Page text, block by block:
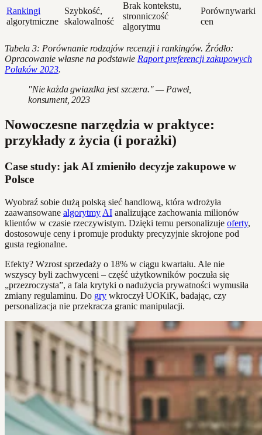
Rankingi
algorytmiczne
Szybkość,
skalowalność
Brak kontekstu,
stronniczość
algorytmu
Porównywarki
cen
Tabela 3: Porównanie rodzajów recenzji i rankingów. Źródło:
Opracowanie własne na podstawie Raport preferencji zakupowych
Polaków 2023.
"Nie każda gwiazdka jest szczera." — Paweł,
konsument, 2023
Nowoczesne narzędzia w praktyce:
przykłady z życia (i porażki)
Case study: jak AI zmieniło decyzje zakupowe w
Polsce
Wyobraź sobie dużą polską sieć handlową, która wdrożyła
zaawansowane algorytmy AI analizujące zachowania milionów
klientów w czasie rzeczywistym. Dzięki temu personalizuje oferty,
dostosowuje ceny i promuje produkty precyzyjnie skrojone pod
gusta regionalne.
Efekty? Wzrost sprzedaży o 18% w ciągu kwartału. Ale nie
wszyscy byli zachwyceni – część użytkowników poczuła się
„przezroczysta”, a fala krytyki o nadużycia prywatności wymusiła
zmiany regulaminu. Do gry wkroczył UOKiK, badając, czy
personalizacja nie przekracza granic manipulacji.